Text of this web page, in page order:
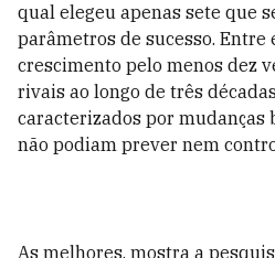
qual elegeu apenas sete que
parâmetros de sucesso. Entre
crescimento pelo menos dez
rivais ao longo de três
caracterizados por mudanças
não podiam prever nem
As melhores, mostra a